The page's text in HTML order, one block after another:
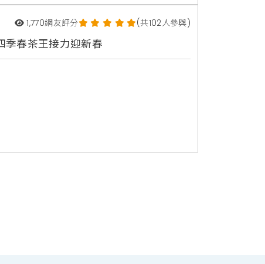
1,770網友評分 (共102人參與)
季春茶王接力迎新春